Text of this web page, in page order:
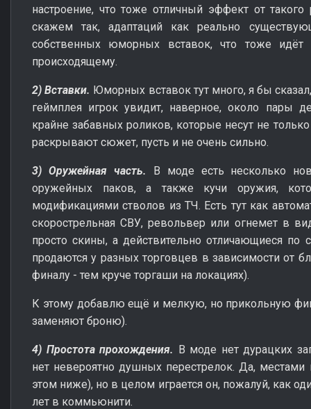
настроение, что тоже отличный эффект от
скажем так, адаптаций как реально
собственных юморных вставок, что тоже идёт
происходящему.
2) Вставки. Юморных вставок тут много, я бы
геймплея игрок увидит, наверное, около пары
крайне забавных роликов, которые несут не
раскрывают сюжет, пусть и не очень сильно.
3) Оружейная часть.
В моде есть несколько
оружейных паков, а также кучи оружия,
модификациями стволов из ТЧ. Есть тут как
скорострельная СВУ, револьвер или огнемет в
просто скины, а действительно отличающиеся
продаются у разных торговцев в зависимости от
финалу - тем круче торгаши на локациях).
К этому добавлю ещё и мелкую, но прикольную
заменяют броню).
4) Простота прохождения.
В моде нет дурацких
нет невероятно душных перестрелок. Да,
этом ниже), но в целом играется он, пожалуй, как
лет в коммьюнити.